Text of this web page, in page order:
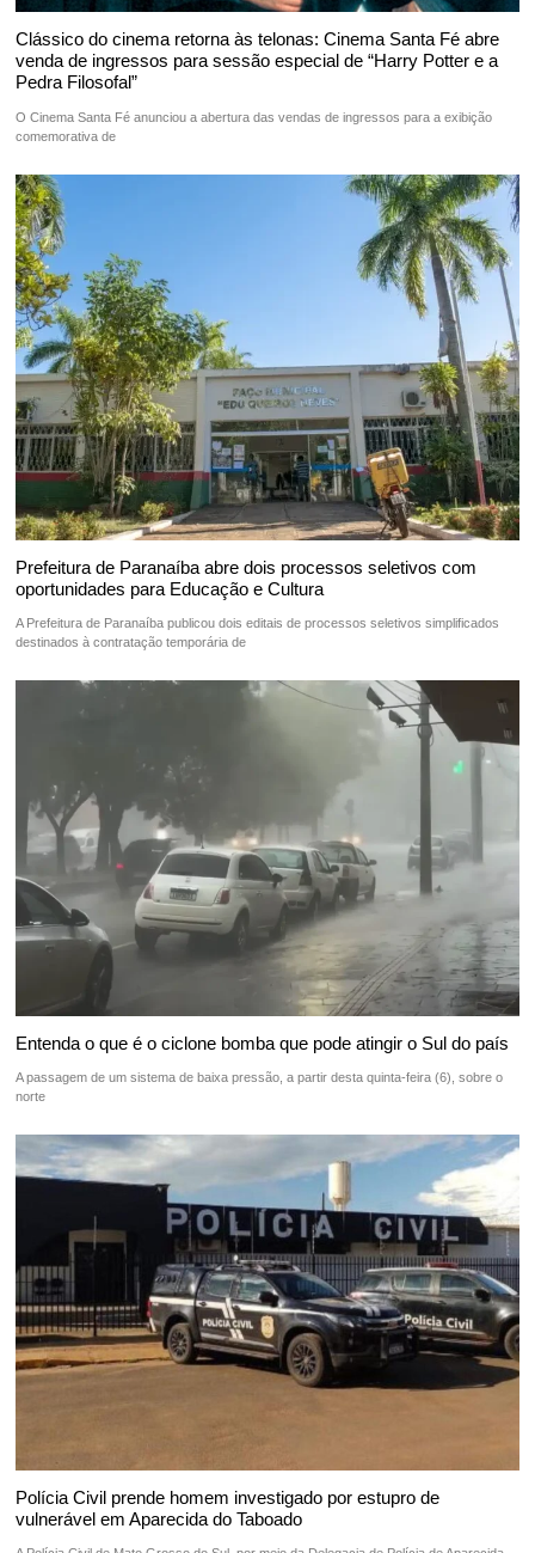
Clássico do cinema retorna às telonas: Cinema Santa Fé abre
venda de ingressos para sessão especial de “Harry Potter e a
Pedra Filosofal”
O Cinema Santa Fé anunciou a abertura das vendas de ingressos para a exibição
comemorativa de
Prefeitura de Paranaíba abre dois processos seletivos com
oportunidades para Educação e Cultura
A Prefeitura de Paranaíba publicou dois editais de processos seletivos simplificados
destinados à contratação temporária de
Entenda o que é o ciclone bomba que pode atingir o Sul do país
A passagem de um sistema de baixa pressão, a partir desta quinta-feira (6), sobre o
norte
Polícia Civil prende homem investigado por estupro de
vulnerável em Aparecida do Taboado